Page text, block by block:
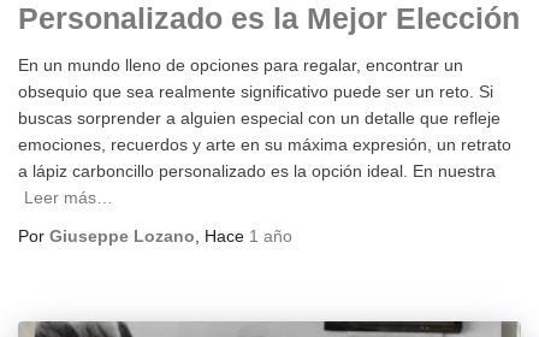
Personalizado es la Mejor Elección
En un mundo lleno de opciones para regalar, encontrar un
obsequio que sea realmente significativo puede ser un reto. Si
buscas sorprender a alguien especial con un detalle que refleje
emociones, recuerdos y arte en su máxima expresión, un retrato
a lápiz carboncillo personalizado es la opción ideal. En nuestra
Leer más…
Por Giuseppe Lozano, Hace 1 año